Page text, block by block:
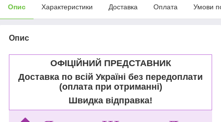
Опис Характеристики Доставка Оплата Умови
Опис
ОФІЦІЙНИЙ ПРЕДСТАВНИК
Доставка по всій Україні без передоплати
(оплата при отриманні)
Швидка відправка!